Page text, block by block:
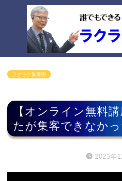
ラクラク集客術
【オンライン無料
たが集客できなか
2023年